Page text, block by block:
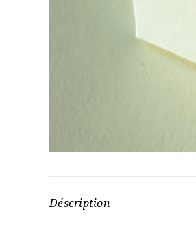
Déscription